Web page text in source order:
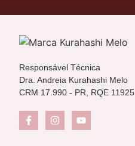
Responsável Técnica
Dra. Andreia Kurahashi Melo
CRM 17.990 - PR, RQE 11925